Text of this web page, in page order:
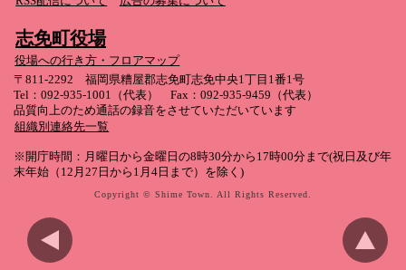
志免町役場
役場への行き方・フロアマップ
〒811-2292 福岡県糟屋郡志免町志免中央1丁目1番1号
Tel：092-935-1001（代表） Fax：092-935-9459（代表）
品質向上のため通話の録音をさせていただいています
組織別連絡先一覧
※開庁時間：月曜日から金曜日の8時30分から17時00分まで(祝日及び年
末年始（12月27日から1月4日まで）を除く)
Copyright © Shime Town. All Rights Reserved.